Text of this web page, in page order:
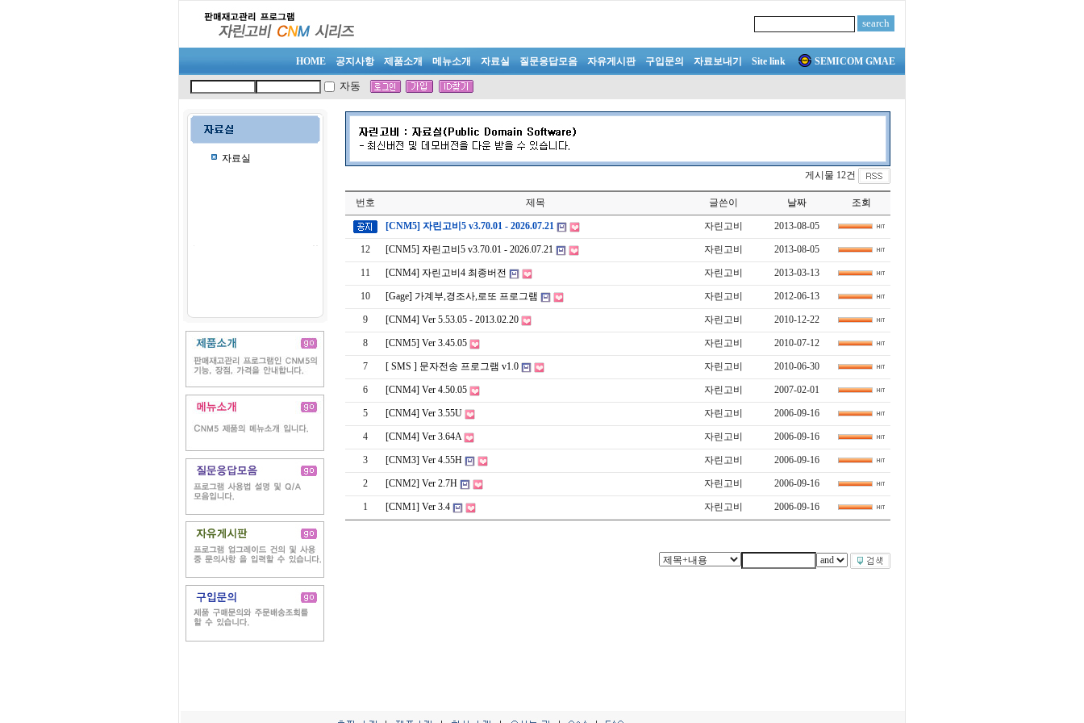
HOME 공지사항 제품소개 메뉴소개 자료실 질문응답모음 자유게시판 구입문의 자료보내기 Site link SEMICOM GMAE
자동
자료실
게시물 12건
번호 제목 글쓴이 날짜 조회
[CNM5] 자린고비5 v3.70.01 - 2026.07.21 자린고비 2013-08-05
12 [CNM5] 자린고비5 v3.70.01 - 2026.07.21 자린고비 2013-08-05
11 [CNM4] 자린고비4 최종버전 자린고비 2013-03-13
10 [Gage] 가계부,경조사,로또 프로그램 자린고비 2012-06-13
9 [CNM4] Ver 5.53.05 - 2013.02.20 자린고비 2010-12-22
8 [CNM5] Ver 3.45.05 자린고비 2010-07-12
7 [ SMS ] 문자전송 프로그램 v1.0 자린고비 2010-06-30
6 [CNM4] Ver 4.50.05 자린고비 2007-02-01
5 [CNM4] Ver 3.55U 자린고비 2006-09-16
4 [CNM4] Ver 3.64A 자린고비 2006-09-16
3 [CNM3] Ver 4.55H 자린고비 2006-09-16
2 [CNM2] Ver 2.7H 자린고비 2006-09-16
1 [CNM1] Ver 3.4 자린고비 2006-09-16